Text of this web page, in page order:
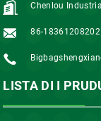
Chenlou
86-18361208202
LISTA DI I